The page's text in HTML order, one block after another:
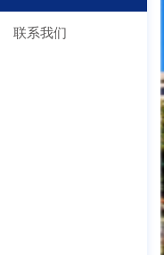
联系我们